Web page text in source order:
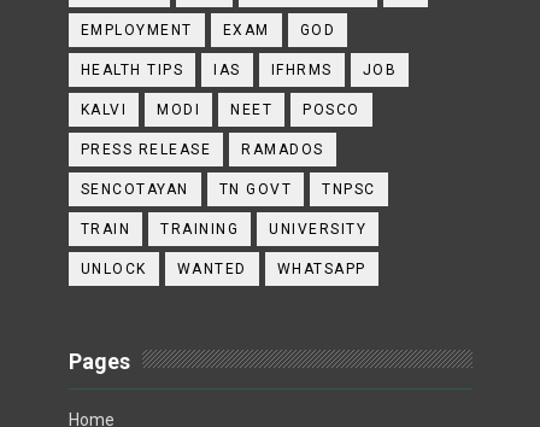
EMPLOYMENT EXAM GOD
HEALTH TIPS IAS IFHRMS JOB
KALVI MODI NEET POSCO
PRESS RELEASE RAMADOS
SENCOTAYAN TN GOVT TNPSC
TRAIN TRAINING UNIVERSITY
UNLOCK WANTED WHATSAPP
Pages
Home